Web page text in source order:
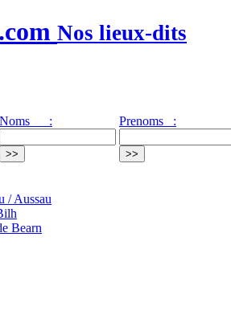
Nos lieux-dits
Noms : Prenoms :
/ Aussau
Bearn